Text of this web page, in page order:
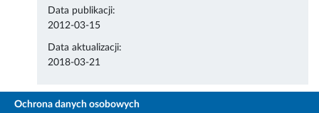
Data publikacji:
2012-03-15
Data aktualizacji:
2018-03-21
Ochrona danych osobowych